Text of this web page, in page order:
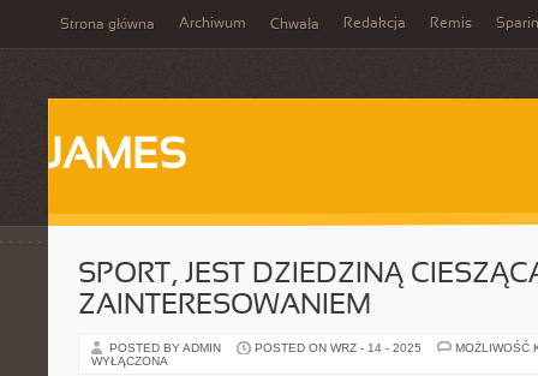
Strona główna Archiwum Chwała Redakcja Remis
JAMES
SPORT, JEST DZIEDZINĄ
ZAINTERESOWANIEM
POSTED BY ADMIN POSTED ON WRZ - 14 - 2025
MOŻLIWOŚĆ
WYŁĄCZONA